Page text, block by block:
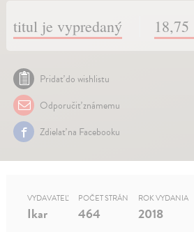
titul je vypredaný 18,75
Pridať do wishlistu
Odporučiť známemu
Zdielať na Facebooku
VYDAVATEĽ
Ikar
POČET STRÁN
464
ROK VYDANIA
2018